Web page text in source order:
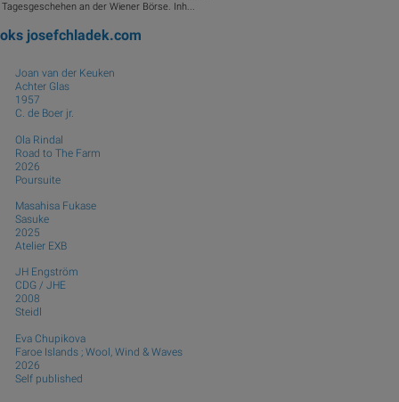
an der Wiener Börse. Inh...
josefchladek.com
Joan van der Keuken
Achter Glas
1957
C. de Boer jr.
Ola Rindal
Road to The Farm
2026
Poursuite
Masahisa Fukase
Sasuke
2025
Atelier EXB
JH Engström
CDG / JHE
2008
Steidl
Eva Chupikova
Faroe Islands ; Wool, Wind & Waves
2026
Self published